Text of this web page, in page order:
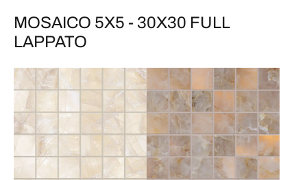
MOSAICO 5X5 - 30X30 FULL
LAPPATO